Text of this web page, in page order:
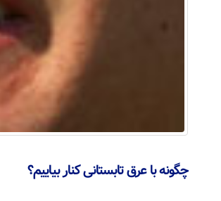
چگونه با عرق تابستانی کنار بياييم؟